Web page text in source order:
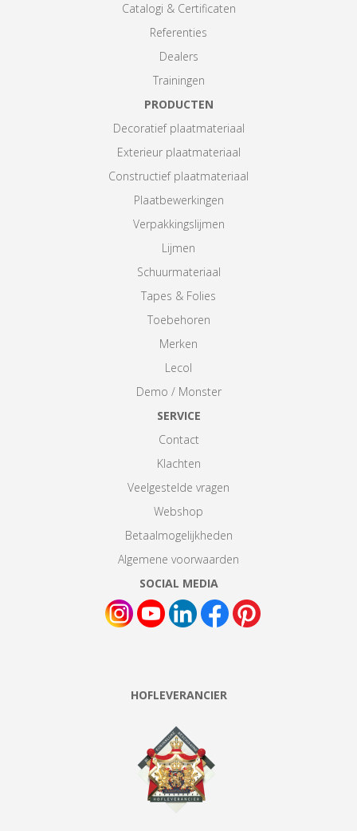
Catalogi & Certificaten
Referenties
Dealers
Trainingen
PRODUCTEN
Decoratief plaatmateriaal
Exterieur plaatmateriaal
Constructief plaatmateriaal
Plaatbewerkingen
Verpakkingslijmen
Lijmen
Schuurmateriaal
Tapes & Folies
Toebehoren
Merken
Lecol
Demo / Monster
SERVICE
Contact
Klachten
Veelgestelde vragen
Webshop
Betaalmogelijkheden
Algemene voorwaarden
SOCIAL MEDIA
HOFLEVERANCIER